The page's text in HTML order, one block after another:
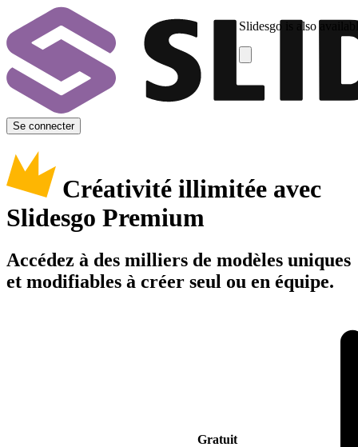
Slidesgo is also
Se connecter
Créativité illimitée avec
Slidesgo Premium
Accédez à des milliers de modèles uniques
et modifiables à créer seul ou en équipe.
Gratuit